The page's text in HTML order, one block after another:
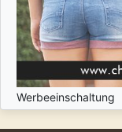
Werbeeinschaltung